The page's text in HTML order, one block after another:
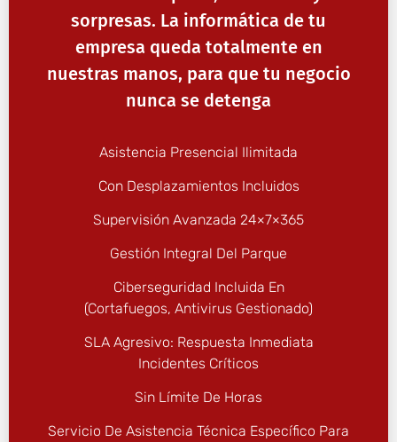
sorpresas. La informática de tu
empresa queda totalmente en
nuestras manos, para que tu negocio
nunca se detenga
Asistencia Presencial Ilimitada
Con Desplazamientos Incluidos
Supervisión Avanzada 24×7×365
Gestión Integral Del Parque
Ciberseguridad Incluida En
(cortafuegos, Antivirus Gestionado)
SLA Agresivo: Respuesta Inmediata
Incidentes Críticos
Sin Límite De Horas
Servicio De Asistencia Técnica Específico Para